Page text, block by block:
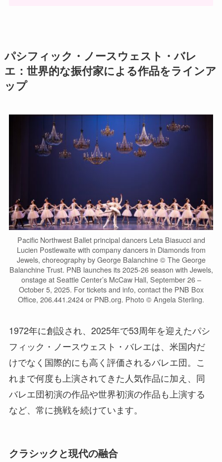
パシフィック・ノースウェスト・バレ
エ：世界的な振付家による作品をラインア
ップ
Pacific Northwest Ballet principal dancers Leta Biasucci and
Lucien Postlewaite with company dancers in Diamonds from
Jewels, choreography by George Balanchine © The George
Balanchine Trust. PNB launches its 2025-26 season with Jewels,
onstage at Seattle Center’s McCaw Hall, September 26 –
October 5, 2025. For tickets and info, contact the PNB Box
Office, 206.441.2424 or PNB.org. Photo © Angela Sterling.
1972年に創設され、2025年で53周年を迎えたパシ
フィック・ノースウェスト・バレエは、米国内だ
けでなく国際的にも高く評価されるバレエ団。こ
れまで何度も上演されてきた人気作品に加え、同
バレエ団初演の作品や世界初演の作品も上演する
など、常に挑戦を続けています。
クラシックと現代の融合